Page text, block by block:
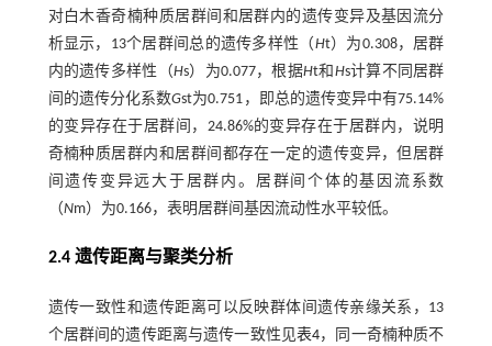
对白木香奇楠种质居群间和居群内的遗传变异及基因流分
析显示，13个居群间总的遗传多样性（Ht）为0.308，居群
内的遗传多样性（Hs）为0.077，根据Ht和 Hs计算不同居群
间的遗传分化系数Gst为0.751，即总的遗传变异中有75.14%
的变异存在于居群间，24.86%的变异存在于居群内，说明
奇楠种质居群内和居群间都存在一定的遗传变异，但居群
间遗传变异远大于居群内。居群间个体的基因流系数
（Nm）为0.166，表明居群间基因流动性水平较低。
2.4 遗传距离与聚类分析
遗传一致性和遗传距离可以反映群体间遗传亲缘关系，13
个居群间的遗传距离与遗传一致性见表4，同一奇楠种质不